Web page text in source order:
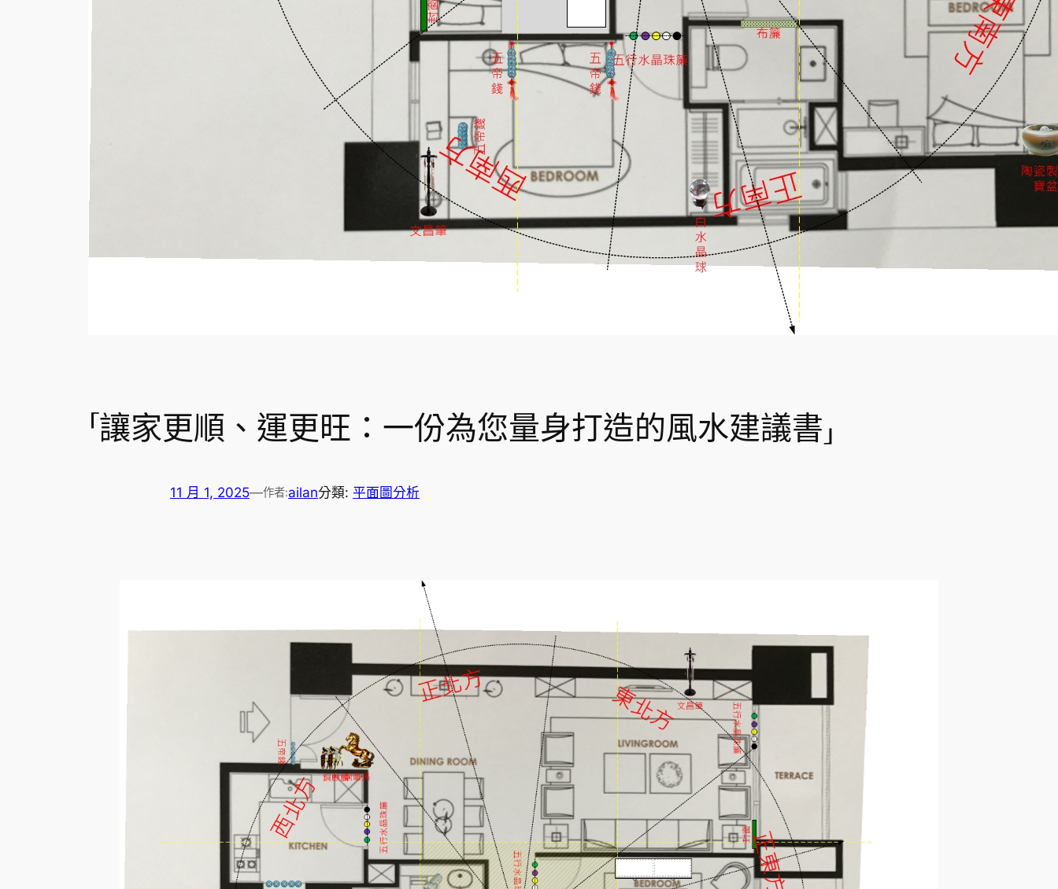
「讓家更順、運更旺：一份為您量身打造的風水建議書」
11 月 1, 2025—作者:ailan分類: 平面圖分析